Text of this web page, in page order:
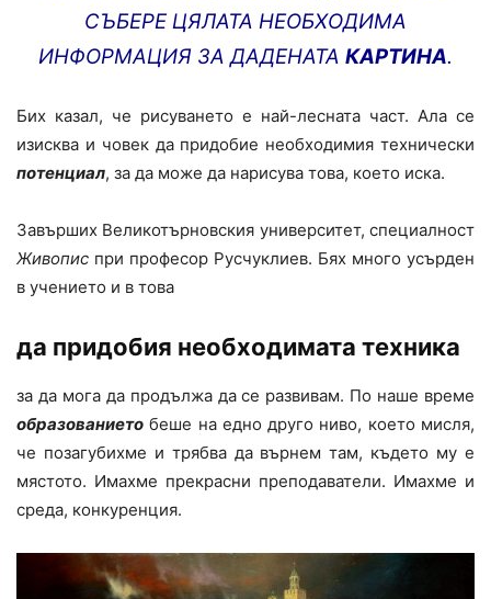
СЪБЕРЕ ЦЯЛАТА НЕОБХОДИМА
ИНФОРМАЦИЯ ЗА ДАДЕНАТА КАРТИНА.
Бих казал, че рисуването е най-лесната част. Ала се
изисква и човек да придобие необходимия технически
потенциал, за да може да нарисува това, което иска.
Завърших Великотърновския университет, специалност
Живопис при професор Русчуклиев. Бях много усърден
в учението и в това
да придобия необходимата техника
за да мога да продължа да се развивам. По наше време
образованието беше на едно друго ниво, което мисля,
че позагубихме и трябва да върнем там, където му е
мястото. Имахме прекрасни преподаватели. Имахме и
среда, конкуренция.